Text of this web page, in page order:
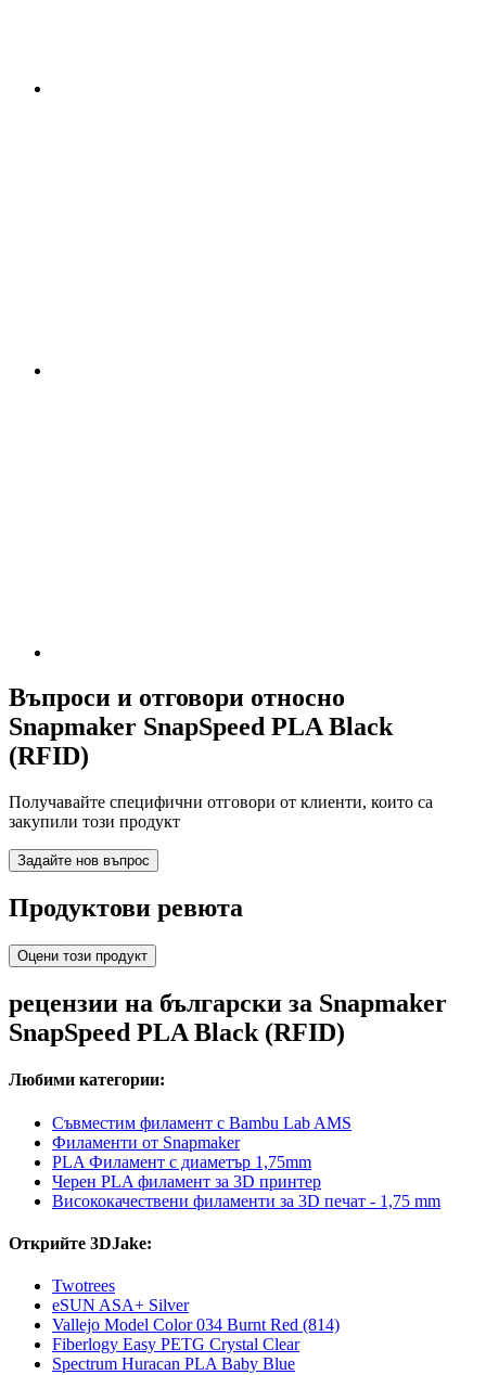
Въпроси и отговори относно
Snapmaker SnapSpeed PLA Black
(RFID)
Получавайте специфични отговори от клиенти, които са
закупили този продукт
Задайте нов въпрос
Продуктови ревюта
Оцени този продукт
рецензии на български за Snapmaker
SnapSpeed PLA Black (RFID)
Любими категории:
Съвместим филамент с Bambu Lab AMS
Филаменти от Snapmaker
PLA Филамент с диаметър 1,75mm
Черен PLA филамент за 3D принтер
Висококачествени филаменти за 3D печат - 1,75 mm
Открийте 3DJake:
Twotrees
eSUN ASA+ Silver
Vallejo Model Color 034 Burnt Red (814)
Fiberlogy Easy PETG Crystal Clear
Spectrum Huracan PLA Baby Blue